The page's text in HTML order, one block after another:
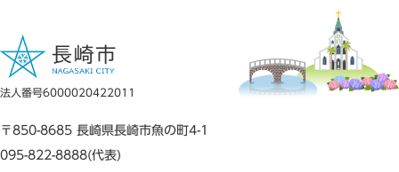
法人番号6000020422011
〒850-8685 長崎県長崎市魚の町4-1
095-822-8888(代表)